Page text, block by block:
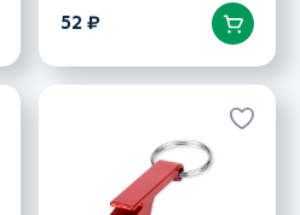
52 ₽
Брелок-открывалка Tao,
красный
Артикул 11801804